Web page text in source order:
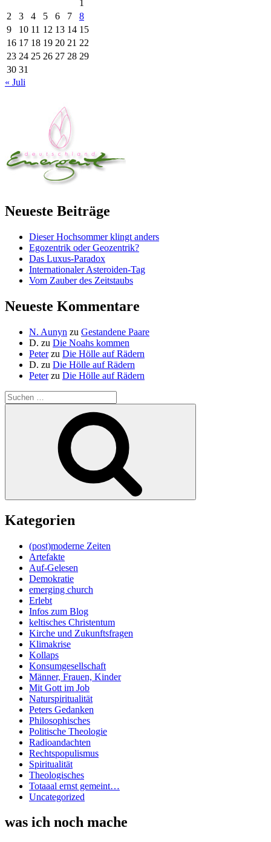
1
2
3 4 5 6 7
8
9
10 11 12 13 14 15
16 17 18 19 20 21 22
23 24 25 26 27 28 29
30 31
« Juli
Neueste Beiträge
Dieser Hochsommer klingt anders
Egozentrik oder Geozentrik?
Das Luxus-Paradox
Internationaler Asteroiden-Tag
Vom Zauber des Zeitstaubs
Neueste Kommentare
N. Aunyn zu Gestandene Paare
D. zu Die Noahs kommen
Peterzu Die Hölle auf Rädern
D. zu Die Hölle auf Rädern
Peterzu Die Hölle auf Rädern
Suche
nach:
Kategorien
(post)moderne Zeiten
Artefakte
Auf-Gelesen
Demokratie
emerging church
Erlebt
Infos zum Blog
keltisches Christentum
Kirche und Zukunftsfragen
Klimakrise
Kollaps
Konsumgesellschaft
Männer, Frauen, Kinder
Mit Gott im Job
Naturspiritualität
Peters Gedanken
Philosophisches
Politische Theologie
Radioandachten
Rechtspopulismus
Spiritualität
Theologisches
Totaaal ernst gemeint…
Uncategorized
was ich noch mache